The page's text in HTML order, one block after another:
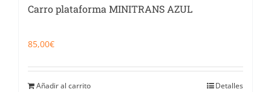
Carro plataforma MINITRANS AZUL
85,00€
Añadir al carrito Detalles